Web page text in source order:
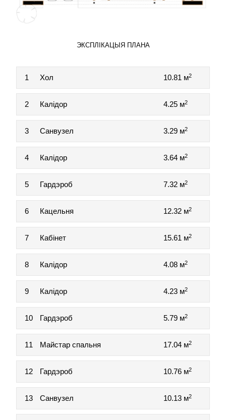
ЭКСПЛІКАЦЫЯ ПЛАНА
1 Хол 10.81 м2
2 Калідор 4.25 м2
3 Санвузел 3.29 м2
4 Калідор 3.64 м2
5 Гардэроб 7.32 м2
6 Кацельня 12.32 м2
7 Кабінет 15.61 м2
8 Калідор 4.08 м2
9 Калідор 4.23 м2
10 Гардэроб 5.79 м2
11 Майстар спальня 17.04 м2
12 Гардэроб 10.76 м2
13 Санвузел 10.13 м2